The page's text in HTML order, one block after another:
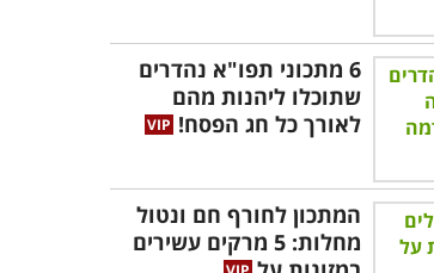
6 מתכוני תפו"א נהדרים
שתוכלו ליהנות מהם
לאורך כל חג הפסח!
המתכון לחורף חם ונטול
מחלות: 5 מרקים עשירים